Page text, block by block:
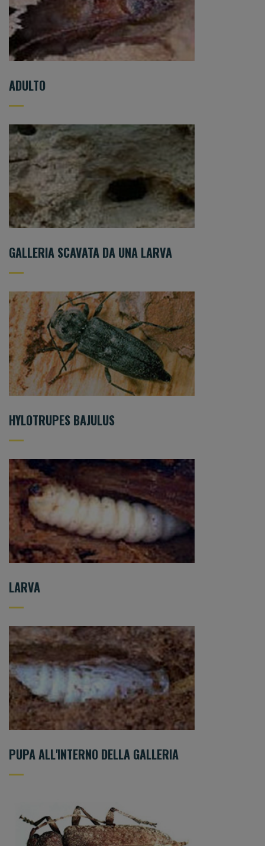
ADULTO
GALLERIA SCAVATA DA UNA LARVA
HYLOTRUPES BAJULUS
LARVA
PUPA ALL'INTERNO DELLA GALLERIA